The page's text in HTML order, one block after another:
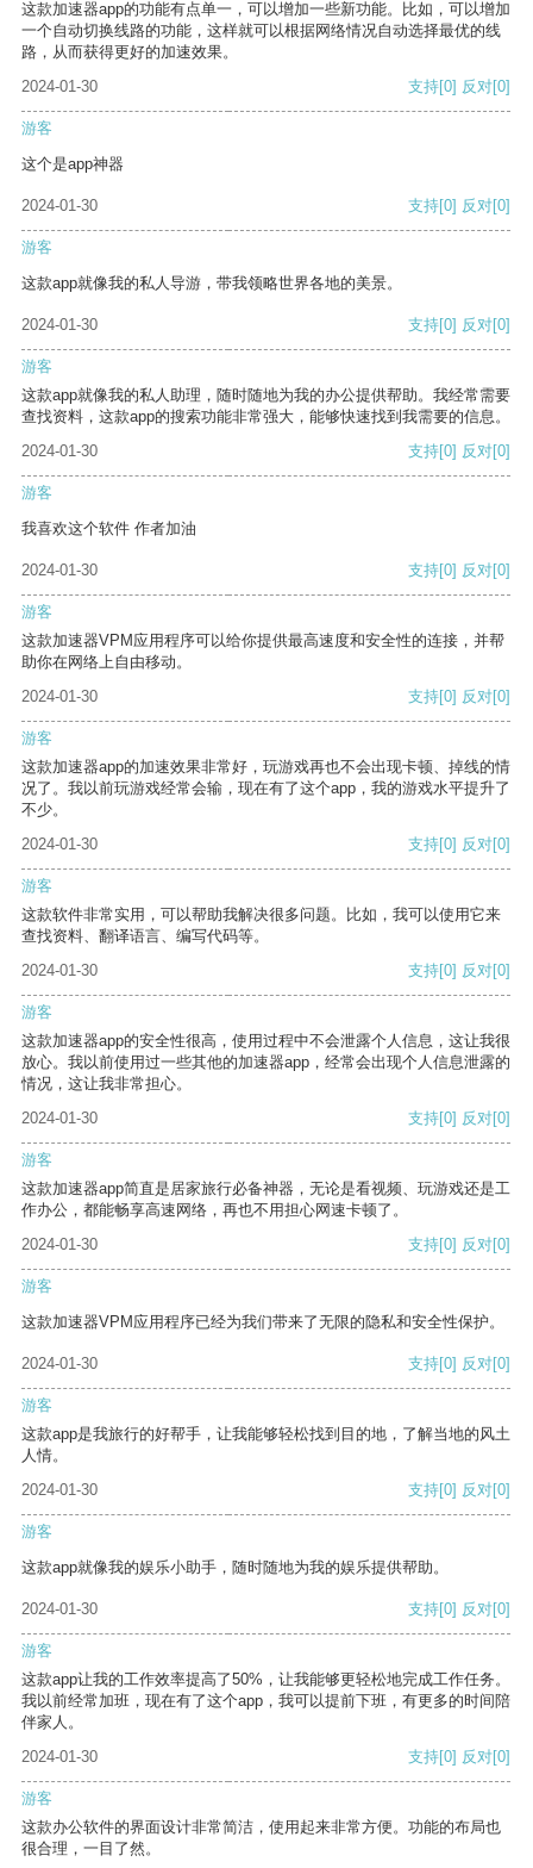
这款加速器app的功能有点单一，可以增加一些新功能。比如，可以增加
一个自动切换线路的功能，这样就可以根据网络情况自动选择最优的线
路，从而获得更好的加速效果。
2024-01-30
支持[0] 反对[0]
游客
这个是app神器
2024-01-30 支持[0] 反对[0]
游客
这款app就像我的私人导游，带我领略世界各地的美景。
2024-01-30 支持[0] 反对[0]
游客
这款app就像我的私人助理，随时随地为我的办公提供帮助。我经常需要
查找资料，这款app的搜索功能非常强大，能够快速找到我需要的信息。
2024-01-30
支持[0] 反对[0]
游客
我喜欢这个软件 作者加油
2024-01-30 支持[0] 反对[0]
游客
这款加速器VPM应用程序可以给你提供最高速度和安全性的连接，并帮
助你在网络上自由移动。
2024-01-30
支持[0] 反对[0]
游客
这款加速器app的加速效果非常好，玩游戏再也不会出现卡顿、掉线的情
况了。我以前玩游戏经常会输，现在有了这个app，我的游戏水平提升了
不少。
2024-01-30
支持[0] 反对[0]
游客
这款软件非常实用，可以帮助我解决很多问题。比如，我可以使用它来
查找资料、翻译语言、编写代码等。
2024-01-30
支持[0] 反对[0]
游客
这款加速器app的安全性很高，使用过程中不会泄露个人信息，这让我很
放心。我以前使用过一些其他的加速器app，经常会出现个人信息泄露的
情况，这让我非常担心。
2024-01-30
支持[0] 反对[0]
游客
这款加速器app简直是居家旅行必备神器，无论是看视频、玩游戏还是工
作办公，都能畅享高速网络，再也不用担心网速卡顿了。
2024-01-30
支持[0] 反对[0]
游客
这款加速器VPM应用程序已经为我们带来了无限的隐私和安全性保护。
2024-01-30 支持[0] 反对[0]
游客
这款app是我旅行的好帮手，让我能够轻松找到目的地，了解当地的风土
人情。
2024-01-30
支持[0] 反对[0]
游客
这款app就像我的娱乐小助手，随时随地为我的娱乐提供帮助。
2024-01-30 支持[0] 反对[0]
游客
这款app让我的工作效率提高了50%，让我能够更轻松地完成工作任务。
我以前经常加班，现在有了这个app，我可以提前下班，有更多的时间陪
伴家人。
2024-01-30
支持[0] 反对[0]
游客
这款办公软件的界面设计非常简洁，使用起来非常方便。功能的布局也
很合理，一目了然。